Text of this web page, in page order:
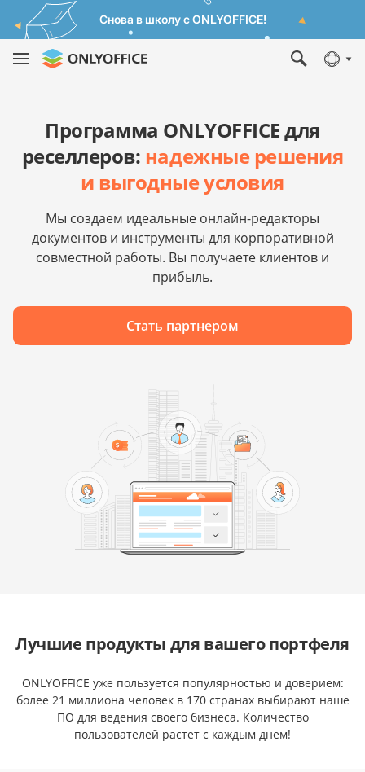
Снова в школу с ONLYOFFICE!
Программа ONLYOFFICE для
реселлеров: надежные решения
и выгодные условия
Мы создаем идеальные онлайн-редакторы
документов и инструменты для корпоративной
совместной работы. Вы получаете клиентов и
прибыль.
Стать партнером
Лучшие продукты для вашего портфеля
ONLYOFFICE уже пользуется популярностью и доверием:
более 21 миллиона человек в 170 странах выбирают наше
ПО для ведения своего бизнеса. Количество
пользователей растет с каждым днем!